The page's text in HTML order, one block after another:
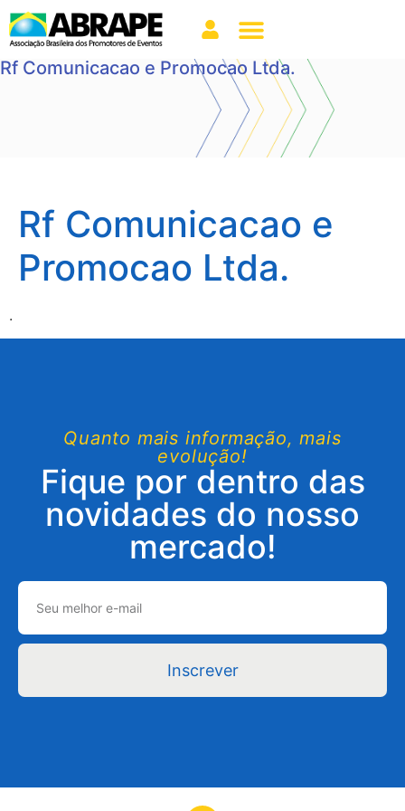
Rf Comunicacao e Promocao Ltda.
Rf Comunicacao e
Promocao Ltda.
.
Quanto mais informação, mais
evolução!
Fique por dentro das
novidades do nosso
mercado!
Inscrever